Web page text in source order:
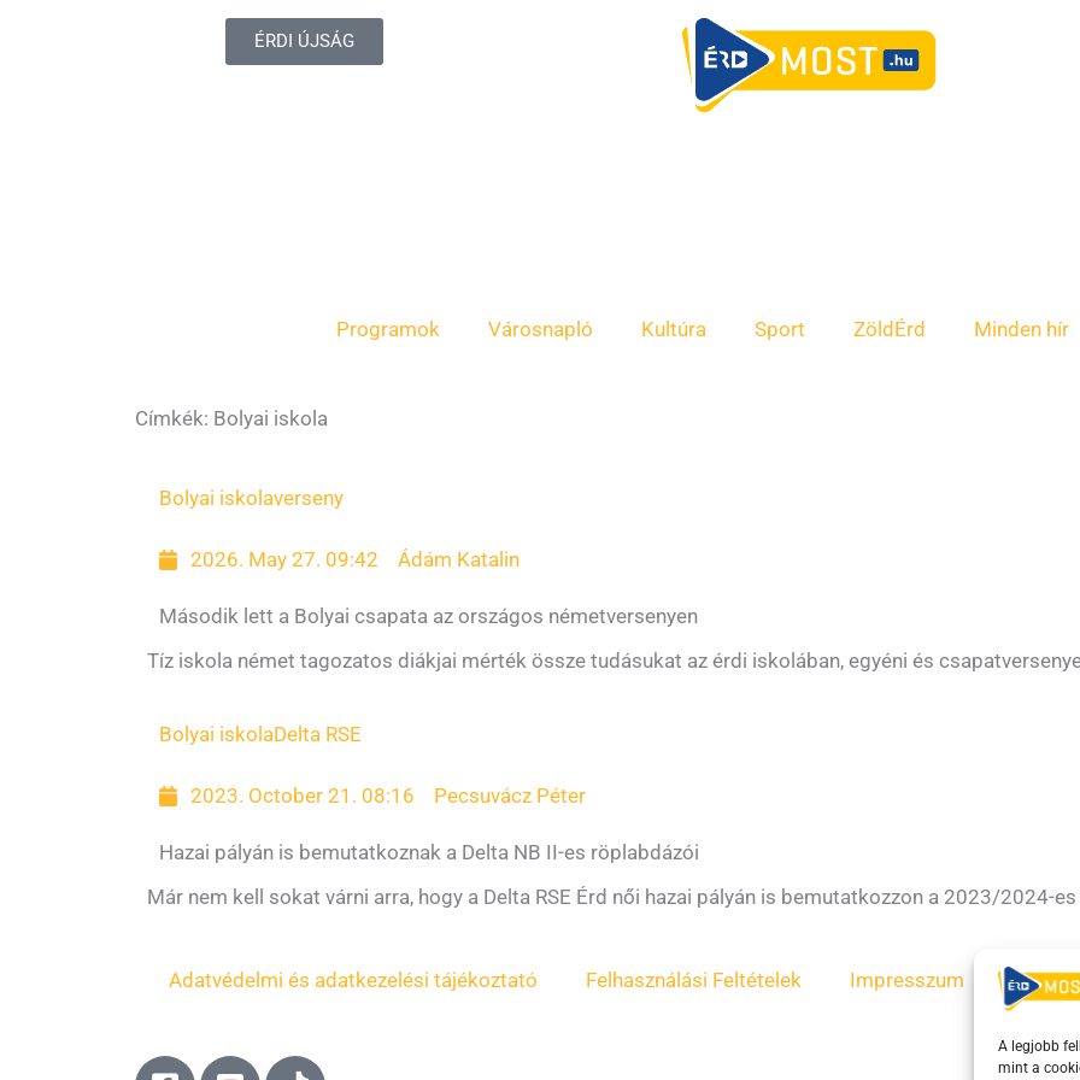
A legjobb
mint a
ÉRDI ÚJSÁG
Programok Városnapló Kultúra Sport ZöldÉrd Minden hír
Címkék: Bolyai iskola
Bolyai iskolaverseny
2026. May 27. 09:42 Ádám Katalin
Második lett a Bolyai csapata az országos németversenyen
Tíz iskola német tagozatos diákjai mérték össze tudásukat az érdi iskolában, egyéni és
Bolyai iskolaDelta RSE
2023. October 21. 08:16 Pecsuvácz Péter
Hazai pályán is bemutatkoznak a Delta NB II-es röplabdázói
Már nem kell sokat várni arra, hogy a Delta RSE Érd női hazai pályán is bemutatkozzon a 2023/2024-
Adatvédelmi és adatkezelési tájékoztató Felhasználási Feltételek Impresszum ÁSZF
F Y T